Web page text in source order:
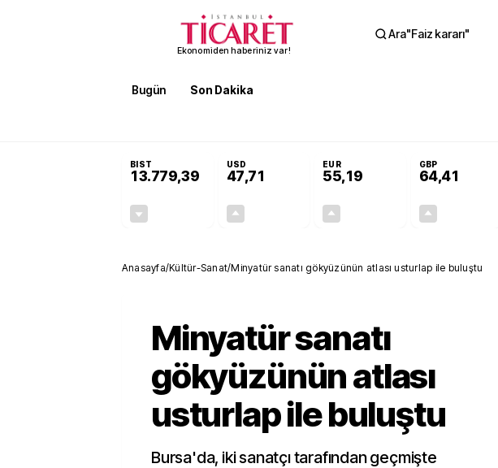
Ekonomiden haberiniz var!
Ara"Faiz kararı"
Bugün Son Dakika
BIST
13.779,39
USD
47,71
EUR
55,19
GBP
64,41
Anasayfa/Kültür-Sanat/Minyatür sanatı gökyüzünün atlası usturlap ile buluştu
Minyatür sanatı
gökyüzünün atlası
usturlap ile buluştu
Bursa'da, iki sanatçı tarafından geçmişte